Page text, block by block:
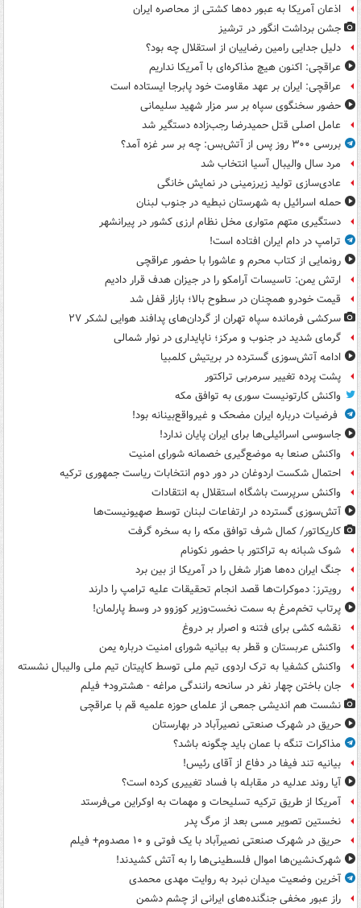
اذعان آمریکا به عبور ده‌ها کشتی از محاصره ایران
جشن برداشت انگور در ترشیز
دلیل جدایی رامین رضاییان از استقلال چه بود؟
عراقچی: اکنون هیچ مذاکره‌ای با آمریکا نداریم
عراقچی: ایران بر عهد مقاومت خود پابرجا ایستاده است
حضور سخنگوی سپاه بر سر مزار شهید سلیمانی
عامل اصلی قتل حمیدرضا رجب‌زاده دستگیر شد
بررسی ۳۰۰ روز پس از آتش‌بس: چه بر سر غزه آمد؟
مرد سال والیبال آسیا انتخاب شد
عادی‌سازی تولید زیرزمینی در نمایش خانگی
حمله اسرائیل به شهرستان نبطیه در جنوب لبنان
دستگیری متهم متواری مخل نظام ارزی کشور در پیرانشهر
ترامپ در دام ایران افتاده است!
رونمایی از کتاب محرم و عاشورا با حضور عراقچی
ارتش یمن: تاسیسات آرامکو را در جیزان هدف قرار دادیم
قیمت خودرو همچنان در سطوح بالا؛ بازار قفل شد
سرکشی فرمانده سپاه تهران از گردان‌های پدافند هوایی لشکر ۲۷
گرمای شدید در جنوب و مرکز؛ ناپایداری در نوار شمالی
ادامه آتش‌سوزی گسترده در بریتیش کلمبیا
پشت پرده تغییر سرمربی تراکتور
واکنش کارتونیست سوری به توافق مکه
فرضیات درباره ایران مضحک و غیرواقع‌بینانه بود!
جاسوسی اسرائیلی‌ها برای ایران پایان ندارد!
واکنش صنعا به موضع‌گیری خصمانه شورای امنیت
احتمال شکست اردوغان در دور دوم انتخابات ریاست جمهوری ترکیه
واکنش سرپرست باشگاه استقلال به انتقادات
آتش‌سوزی گسترده در ارتفاعات لبنان توسط صهیونیست‌ها
کاریکاتور/ کمال شرف توافق مکه را به سخره گرفت
شوک شبانه به تراکتور با حضور نکونام
جنگ ایران ده‌ها هزار شغل را در آمریکا از بین برد
رویترز: دموکرات‌ها قصد انجام تحقیقات علیه ترامپ را دارند
پرتاب تخم‌مرغ به سمت نخست‌وزیر کوزوو در وسط پارلمان!
نقشه کشی برای فتنه و اصرار بر دروغ
واکنش عربستان و قطر به بیانیه شورای امنیت درباره یمن
واکنش کشفیا به ترک اردوی تیم ملی توسط کاپیتان تیم ملی والیبال نشسته
جان باختن چهار نفر در سانحه رانندگی مراغه - هشترود+ فیلم
نشست هم اندیشی جمعی از علمای حوزه علمیه قم با عراقچی
حریق در شهرک صنعتی نصیرآباد در بهارستان
مذاکرات تنگه با عمان باید چگونه باشد؟
بیانیه تند فیفا در دفاع از آقای رئیس!
آیا روند عدلیه در مقابله با فساد تغییری کرده است؟
آمریکا از طریق ترکیه تسلیحات و مهمات به اوکراین می‌فرستد
نخستین تصویر مسی بعد از مرگ پدر
حریق در شهرک صنعتی نصیرآباد با یک فوتی و ۱۰ مصدوم+ فیلم
شهرک‌نشین‌ها اموال فلسطینی‌ها را به آتش کشیدند!
آخرین وضعیت میدان نبرد به روایت مهدی محمدی
راز عبور مخفی جنگنده‌های ایرانی از چشم دشمن